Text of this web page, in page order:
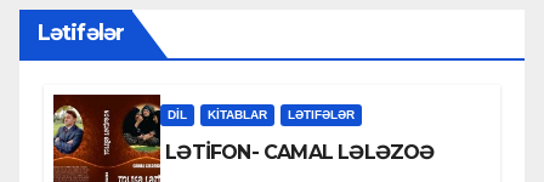
Lətifələr
DİL KİTABLAR LƏTIFƏLƏR
LƏTİFON- CAMAL LƏLƏZOƏ